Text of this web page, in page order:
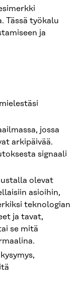
Tässä työkalu
ja
jossa
arkipäivää.
signaali
olevat
asioihin,
teknologian
ja tavat,
se mitä